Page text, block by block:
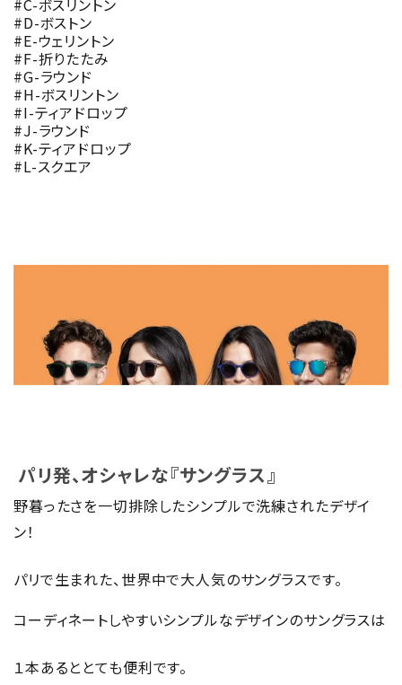
#C-ボスリントン
#D-ボストン
#E-ウェリントン
#F-折りたたみ
#G-ラウンド
#H-ボスリントン
#I-ティアドロップ
#J-ラウンド
#K-ティアドロップ
#L-スクエア
パリ発、オシャレな『サングラス』
野暮ったさを一切排除したシンプルで洗練されたデザイ
ン！
パリで生まれた、世界中で大人気のサングラスです。
コーディネートしやすいシンプルなデザインのサングラスは
１本あるととても便利です。